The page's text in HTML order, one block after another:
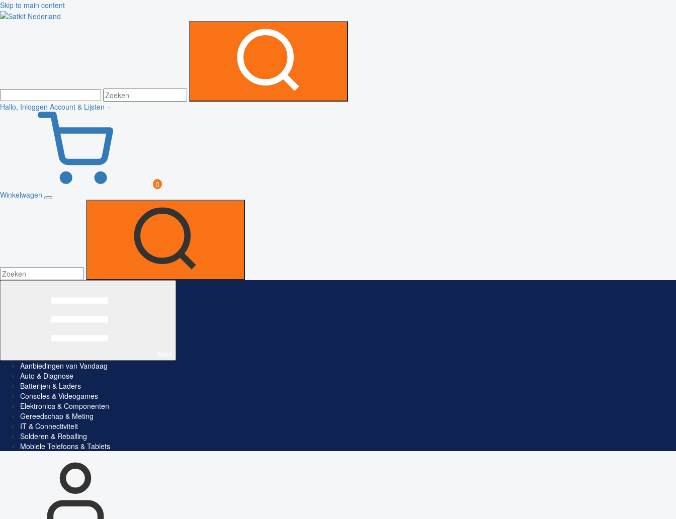
Skip to main content
Hallo, Inloggen Account & Lijsten
0
Winkelwagen
Aanbiedingen van Vandaag
Auto & Diagnose
Batterijen & Laders
Consoles & Videogames
Elektronica & Componenten
Gereedschap & Meting
IT & Connectiviteit
Solderen & Reballing
Mobiele Telefoons & Tablets